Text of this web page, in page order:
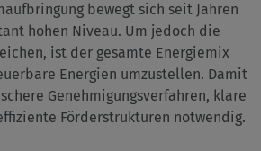
bewegt sich seit Jahren
hohen Niveau. Um jedoch die
ist der gesamte Energiemix
Energien umzustellen. Damit
Genehmigungsverfahren, klare
Förderstrukturen notwendig.